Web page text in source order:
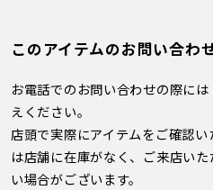
このアイテムのお問い合わ
お電話でのお問い合わせの際に
えください。
店頭で実際にアイテムをご確認
は店舗に在庫がなく、ご来店い
い場合がございます。